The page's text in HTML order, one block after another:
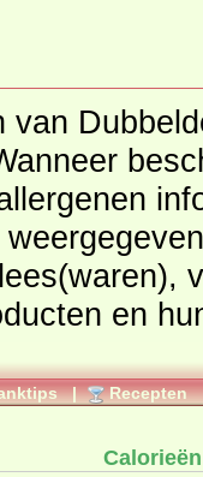
van
ook de
maakt
van
| Recepten